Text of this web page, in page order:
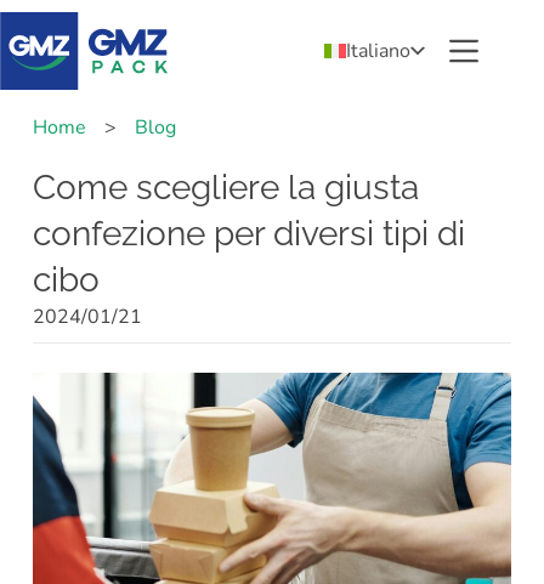
Italiano
Home > Blog
Come scegliere la giusta
confezione per diversi tipi di
cibo
2024/01/21